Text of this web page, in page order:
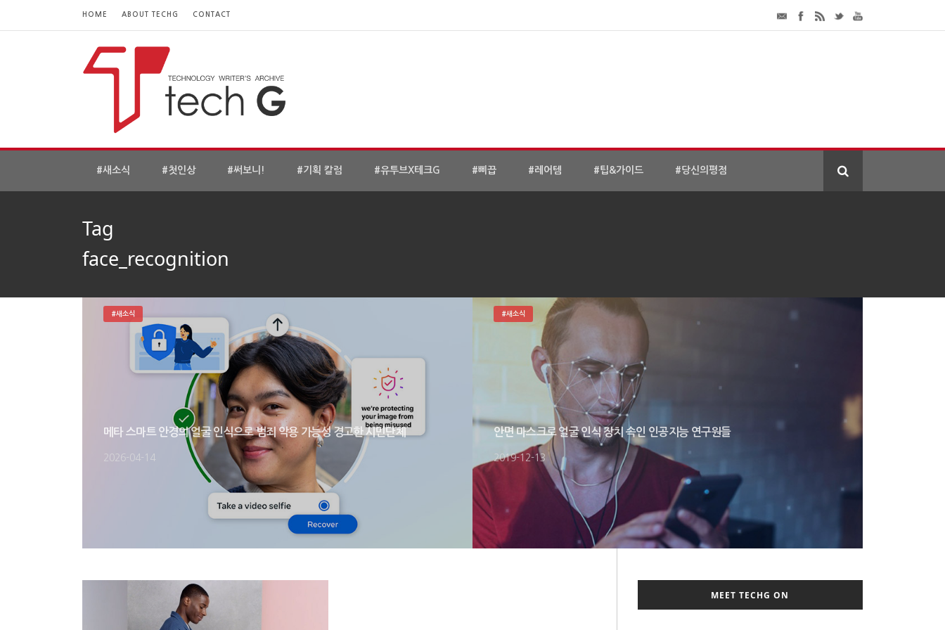
HOME ABOUT TECHG CONTACT
#새소식 #첫인상 #써보니! #기획 칼럼 #유투브X테크G #삐끕 #레어템 #팁&가이드 #당신의평점
Tag
face_recognition
메타 스마트 안경의 얼굴 인식으로 범죄 악용 가능성 경고한 시민단체
2026-04-14
#새소식
안면 마스크로 얼굴 인식 장치 속인 인공지능 연구원들
2019-12-13
#새소식
MEET TECHG ON